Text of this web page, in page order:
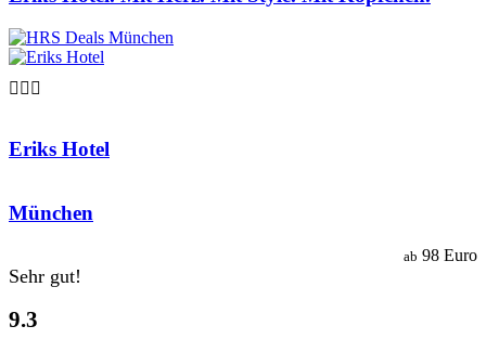

Eriks Hotel
München
Sehr gut!
9.3
ab 98 Euro